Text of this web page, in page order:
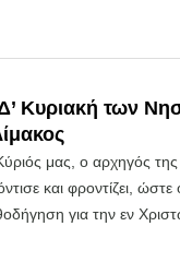
Κυριακή των
μας, ο αρχηγός της
και φροντίζει,
για την εν